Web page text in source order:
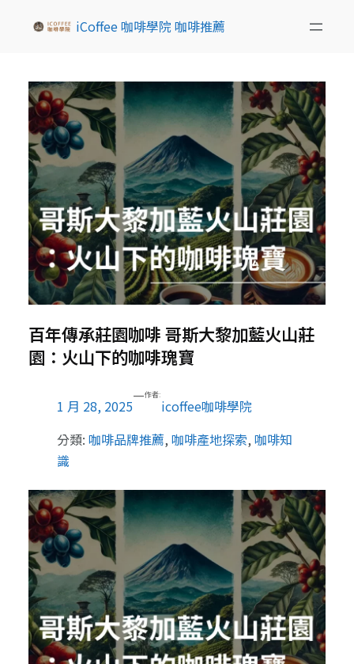
iCoffee 咖啡學院 咖啡推薦
百年傳承莊園咖啡 哥斯大黎加藍火山莊
園：火山下的咖啡瑰寶
1 月 28, 2025
—作者:
icoffee咖啡學院
分類: 咖啡品牌推薦, 咖啡產地探索, 咖啡知
識